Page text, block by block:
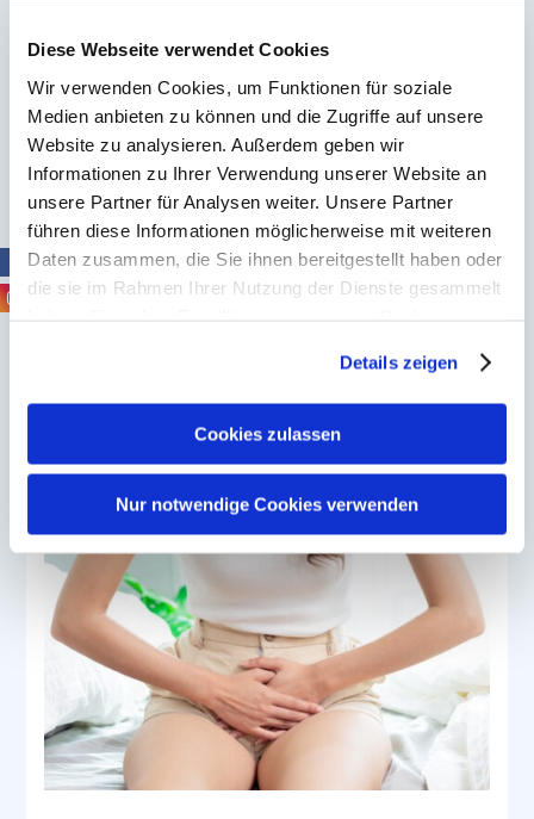
Diese Webseite verwendet Cookies
Wir verwenden Cookies, um Funktionen für soziale
Medien anbieten zu können und die Zugriffe auf unsere
Website zu analysieren. Außerdem geben wir
Informationen zu Ihrer Verwendung unserer Website an
unsere Partner für Analysen weiter. Unsere Partner
führen diese Informationen möglicherweise mit weiteren
Daten zusammen, die Sie ihnen bereitgestellt haben oder
die sie im Rahmen Ihrer Nutzung der Dienste gesammelt
Datenschutzerklärungmehr
darüber, wer wir sind, wie Sie uns kontaktieren können
und wie wir personenbezogene Daten verarbeiten.
Sie können Ihre Einwilligung jederzeit von der
Details zeigen
Cookies zulassen
Nur notwendige Cookies verwenden
Termine
Momentan sind keine Termine geplant.
Bitte beachte, dass wir uns vorbehalten, das
Seminar aufgrund einer zu geringen
Zurück zur Übersicht